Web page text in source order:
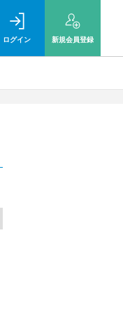
ログイン 新規会員登録